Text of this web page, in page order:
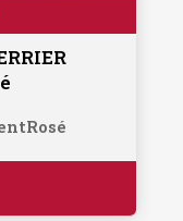
Rosé